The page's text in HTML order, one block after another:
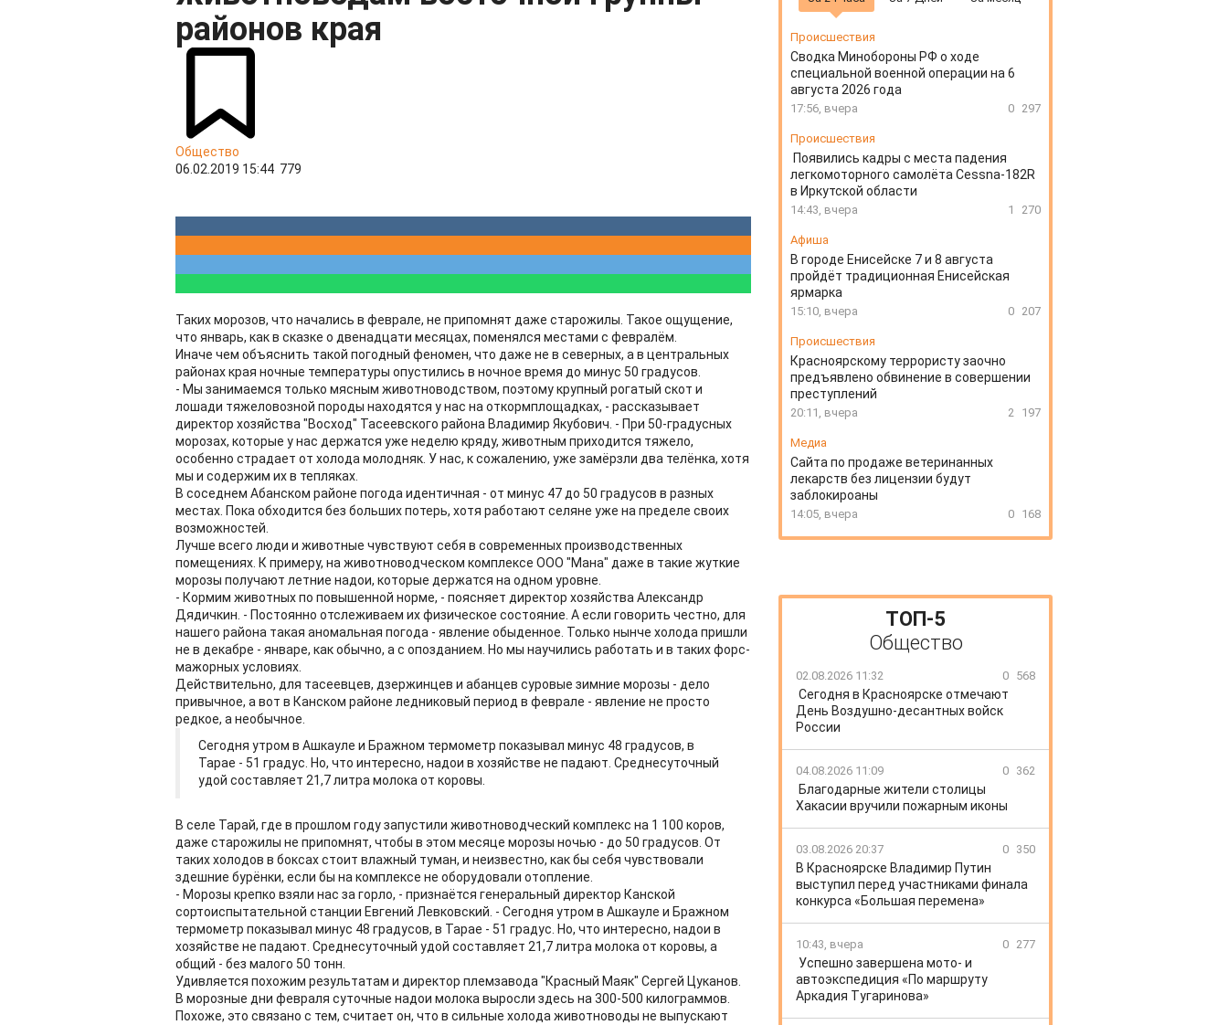
районов края
Общество
06.02.2019 15:44 779
Таких морозов, что начались в феврале, не припомнят даже старожилы. Такое ощущение,
что январь, как в сказке о двенадцати месяцах, поменялся местами с февралём.
Иначе чем объяснить такой погодный феномен, что даже не в северных, а в центральных
районах края ночные температуры опустились в ночное время до минус 50 градусов.
- Мы занимаемся только мясным животноводством, поэтому крупный рогатый скот и
лошади тяжеловозной породы находятся у нас на откормплощадках, - рассказывает
директор хозяйства "Восход" Тасеевского района Владимир Якубович. - При 50-градусных
морозах, которые у нас держатся уже неделю кряду, животным приходится тяжело,
особенно страдает от холода молодняк. У нас, к сожалению, уже замёрзли два телёнка, хотя
мы и содержим их в тепляках.
В соседнем Абанском районе погода идентичная - от минус 47 до 50 градусов в разных
местах. Пока обходится без больших потерь, хотя работают селяне уже на пределе своих
возможностей.
Лучше всего люди и животные чувствуют себя в современных производственных
помещениях. К примеру, на животноводческом комплексе ООО "Мана" даже в такие жуткие
морозы получают летние надои, которые держатся на одном уровне.
- Кормим животных по повышенной норме, - поясняет директор хозяйства Александр
Дядичкин. - Постоянно отслеживаем их физическое состояние. А если говорить честно, для
нашего района такая аномальная погода - явление обыденное. Только нынче холода пришли
не в декабре - январе, как обычно, а с опозданием. Но мы научились работать и в таких форс-
мажорных условиях.
Действительно, для тасеевцев, дзержинцев и абанцев суровые зимние морозы - дело
привычное, а вот в Канском районе ледниковый период в феврале - явление не просто
редкое, а необычное.
Сегодня утром в Ашкауле и Бражном термометр показывал минус 48 градусов, в
Тарае - 51 градус. Но, что интересно, надои в хозяйстве не падают. Среднесуточный
удой составляет 21,7 литра молока от коровы.
В селе Тарай, где в прошлом году запустили животноводческий комплекс на 1 100 коров,
даже старожилы не припомнят, чтобы в этом месяце морозы ночью - до 50 градусов. От
таких холодов в боксах стоит влажный туман, и неизвестно, как бы себя чувствовали
здешние бурёнки, если бы на комплексе не оборудовали отопление.
- Морозы крепко взяли нас за горло, - признаётся генеральный директор Канской
сортоиспытательной станции Евгений Левковский. - Сегодня утром в Ашкауле и Бражном
термометр показывал минус 48 градусов, в Тарае - 51 градус. Но, что интересно, надои в
хозяйстве не падают. Среднесуточный удой составляет 21,7 литра молока от коровы, а
общий - без малого 50 тонн.
Удивляется похожим результатам и директор племзавода "Красный Маяк" Сергей Цуканов.
В морозные дни февраля суточные надои молока выросли здесь на 300-500 килограммов.
Похоже, это связано с тем, считает он, что в сильные холода животноводы не выпускают
Происшествия
Сводка Минобороны РФ о ходе
специальной военной операции на 6
августа 2026 года
17:56, вчера 0 297
Происшествия
Появились кадры с места падения
легкомоторного самолёта Cessna-182R
в Иркутской области
14:43, вчера 1 270
Афиша
В городе Енисейске 7 и 8 августа
пройдёт традиционная Енисейская
ярмарка
15:10, вчера 0 207
Происшествия
Красноярскому террористу заочно
предъявлено обвинение в совершении
преступлений
20:11, вчера 2 197
Медиа
Сайта по продаже ветеринанных
лекарств без лицензии будут
заблокироаны
14:05, вчера 0 168
ТОП-5
Общество
02.08.2026 11:32 0 568
Сегодня в Красноярске отмечают
День Воздушно-десантных войск
России
04.08.2026 11:09 0 362
Благодарные жители столицы
Хакасии вручили пожарным иконы
03.08.2026 20:37 0 350
В Красноярске Владимир Путин
выступил перед участниками финала
конкурса «Большая перемена»
10:43, вчера 0 277
Успешно завершена мото- и
автоэкспедиция «По маршруту
Аркадия Тугаринова»